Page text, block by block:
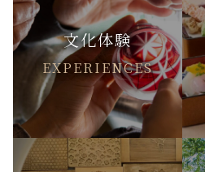
文化体験
EXPERIENCES